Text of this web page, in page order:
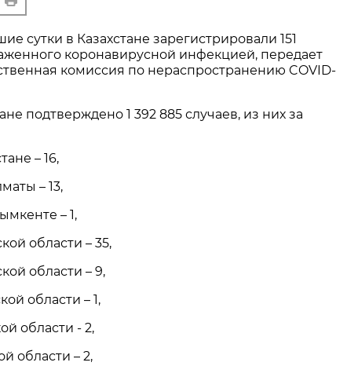
сутки в Казахстане зарегистрировали 151
коронавирусной инфекцией, передает
комиссия по нераспространению COVID-
подтверждено 1 392 885 случаев, из них за
– 16,
– 13,
– 1,
области – 35,
области – 9,
области – 1,
области - 2,
области – 2,